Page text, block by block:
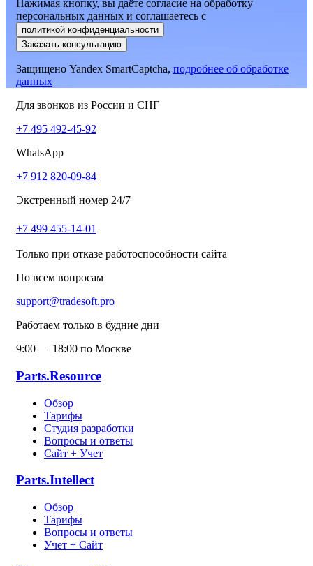
Нажимая кнопку, вы даёте согласие на обработку
персональных данных и соглашаетесь c
политикой конфиденциальности
Заказать консультацию
Защищено Yandex SmartCaptcha, подробнее об обработке
данных
Для звонков из России и СНГ
+7 495 492-45-92
WhatsApp
+7 912 820-09-84
Экстренный номер 24/7
+7 499 455-14-01
Только при отказе работоспособности сайта
По всем вопросам
support@tradesoft.pro
Работаем только в будние дни
9:00 — 18:00 по Москве
Parts.Resource
Обзор
Тарифы
Студия разработки
Вопросы и ответы
Сайт + Учет
Parts.Intellect
Обзор
Тарифы
Вопросы и ответы
Учет + Сайт